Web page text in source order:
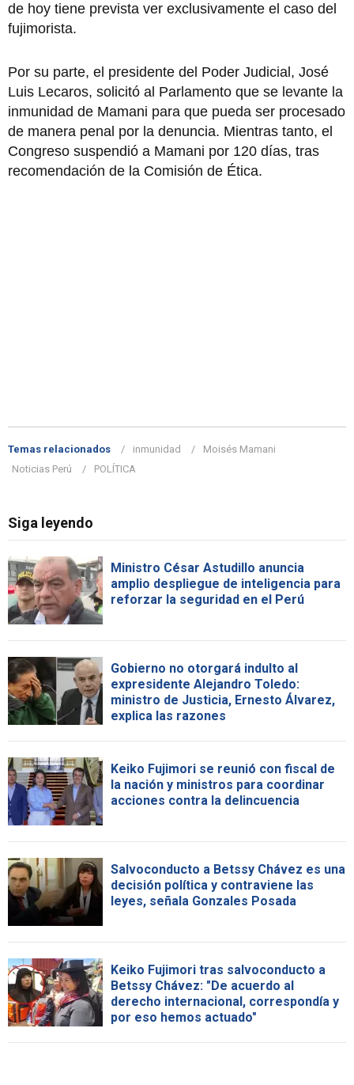
de hoy tiene prevista ver exclusivamente el caso del
fujimorista.
Por su parte, el presidente del Poder Judicial, José
Luis Lecaros, solicitó al Parlamento que se levante la
inmunidad de Mamani para que pueda ser procesado
de manera penal por la denuncia. Mientras tanto, el
Congreso suspendió a Mamani por 120 días, tras
recomendación de la Comisión de Ética.
Temas relacionados inmunidad
Moisés Mamani
Noticias Perú
POLÍTICA
Siga leyendo
Ministro César Astudillo anuncia
amplio despliegue de inteligencia para
reforzar la seguridad en el Perú
Gobierno no otorgará indulto al
expresidente Alejandro Toledo:
ministro de Justicia, Ernesto Álvarez,
explica las razones
Keiko Fujimori se reunió con fiscal de
la nación y ministros para coordinar
acciones contra la delincuencia
Salvoconducto a Betssy Chávez es una
decisión política y contraviene las
leyes, señala Gonzales Posada
Keiko Fujimori tras salvoconducto a
Betssy Chávez: "De acuerdo al
derecho internacional, correspondía y
por eso hemos actuado"